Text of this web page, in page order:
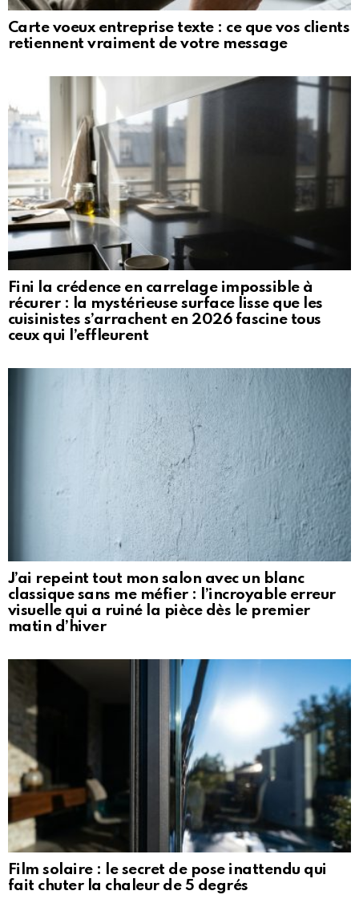
Carte voeux entreprise texte : ce que vos clients
retiennent vraiment de votre message
Fini la crédence en carrelage impossible à
récurer : la mystérieuse surface lisse que les
cuisinistes s’arrachent en 2026 fascine tous
ceux qui l’effleurent
J’ai repeint tout mon salon avec un blanc
classique sans me méfier : l’incroyable erreur
visuelle qui a ruiné la pièce dès le premier
matin d’hiver
Film solaire : le secret de pose inattendu qui
fait chuter la chaleur de 5 degrés